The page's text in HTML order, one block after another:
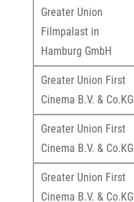
Greater Union
Filmpalast in
Hamburg GmbH
Greater Union First
Cinema B.V. & Co.KG
Greater Union First
Cinema B.V. & Co.KG
Greater Union First
Cinema B.V. & Co.KG